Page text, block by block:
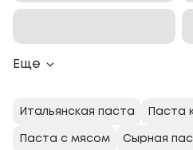
Еще
Итальянская паста Паста
Паста с мясом Сырная